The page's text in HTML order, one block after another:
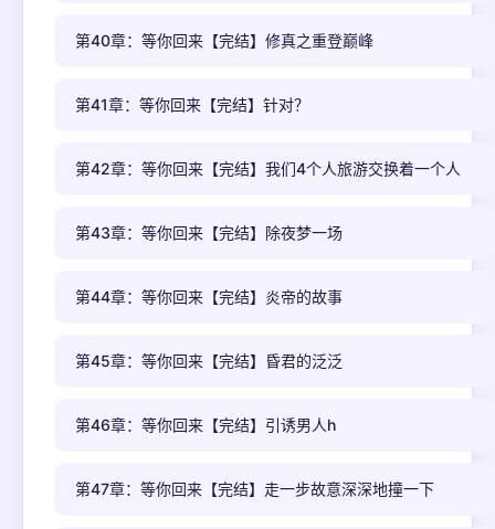
第40章：等你回来【完结】修真之重登巅峰
第41章：等你回来【完结】针对？
第42章：等你回来【完结】我们4个人旅游交换着一个人
第43章：等你回来【完结】除夜梦一场
第44章：等你回来【完结】炎帝的故事
第45章：等你回来【完结】昏君的泛泛
第46章：等你回来【完结】引诱男人h
第47章：等你回来【完结】走一步故意深深地撞一下